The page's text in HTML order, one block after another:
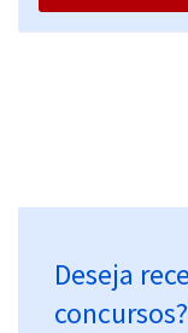
Deseja
concursos?